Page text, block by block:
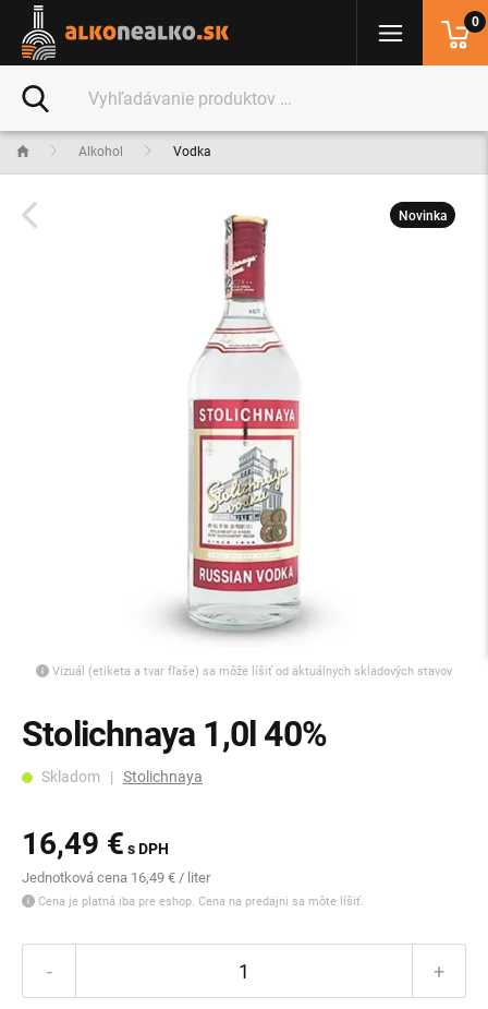
Alkohol Vodka
Novinka
Vizuál (etiketa a tvar fľaše) sa môže líšiť od aktuálnych skladových stavov
Stolichnaya 1,0l 40%
Skladom | Stolichnaya
16,49 € s DPH
Jednotková cena 16,49 € / liter
Cena je platná iba pre eshop. Cena na predajni sa môte líšiť.
- +
0